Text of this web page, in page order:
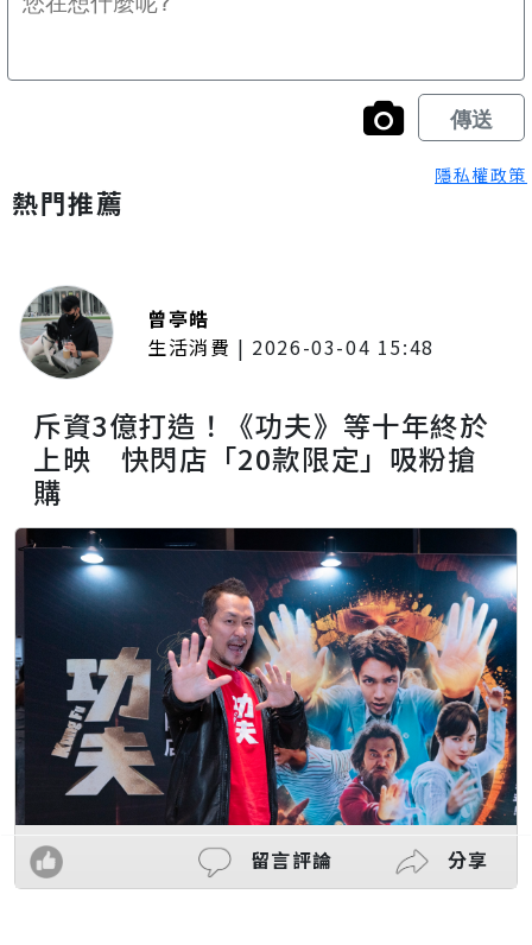
隱私權政策
熱門推薦
曾亭皓
生活消費 | 2026-03-04 15:48
斥資3億打造！《功夫》等十年終於
上映 快閃店「20款限定」吸粉搶
購
留言評論 分享